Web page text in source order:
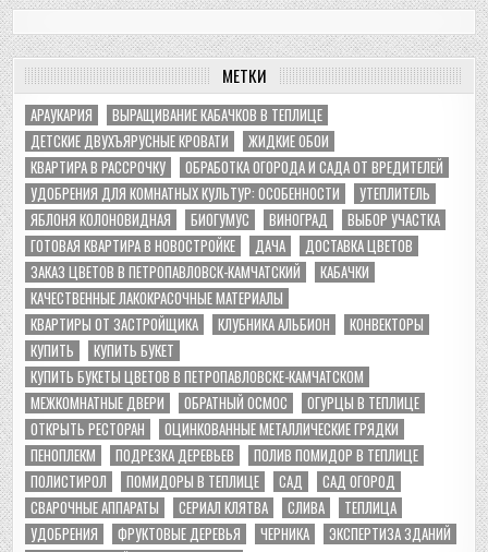
МЕТКИ
АРАУКАРИЯ
ВЫРАЩИВАНИЕ КАБАЧКОВ В ТЕПЛИЦЕ
ДЕТСКИЕ ДВУХЪЯРУСНЫЕ КРОВАТИ
ЖИДКИЕ ОБОИ
КВАРТИРА В РАССРОЧКУ
ОБРАБОТКА ОГОРОДА И САДА ОТ ВРЕДИТЕЛЕЙ
УДОБРЕНИЯ ДЛЯ КОМНАТНЫХ КУЛЬТУР: ОСОБЕННОСТИ
УТЕПЛИТЕЛЬ
ЯБЛОНЯ КОЛОНОВИДНАЯ
БИОГУМУС ВИНОГРАД
ВЫБОР УЧАСТКА
ГОТОВАЯ КВАРТИРА В НОВОСТРОЙКЕ
ДАЧА
ДОСТАВКА ЦВЕТОВ
ЗАКАЗ ЦВЕТОВ В ПЕТРОПАВЛОВСК-КАМЧАТСКИЙ
КАБАЧКИ
КАЧЕСТВЕННЫЕ ЛАКОКРАСОЧНЫЕ МАТЕРИАЛЫ
КВАРТИРЫ ОТ ЗАСТРОЙЩИКА
КЛУБНИКА АЛЬБИОН
КОНВЕКТОРЫ
КУПИТЬ
КУПИТЬ БУКЕТ
КУПИТЬ БУКЕТЫ ЦВЕТОВ В ПЕТРОПАВЛОВСКЕ-КАМЧАТСКОМ
МЕЖКОМНАТНЫЕ ДВЕРИ
ОБРАТНЫЙ ОСМОС
ОГУРЦЫ В ТЕПЛИЦЕ
ОТКРЫТЬ РЕСТОРАН
ОЦИНКОВАННЫЕ МЕТАЛЛИЧЕСКИЕ ГРЯДКИ
ПЕНОПЛЕКМ
ПОДРЕЗКА ДЕРЕВЬЕВ
ПОЛИВ ПОМИДОР В ТЕПЛИЦЕ
ПОЛИСТИРОЛ
ПОМИДОРЫ В ТЕПЛИЦЕ САД
САД ОГОРОД
СВАРОЧНЫЕ АППАРАТЫ
СЕРИАЛ КЛЯТВА СЛИВА
ТЕПЛИЦА
УДОБРЕНИЯ
ФРУКТОВЫЕ ДЕРЕВЬЯ ЧЕРНИКА
ЭКСПЕРТИЗА ЗДАНИЙ